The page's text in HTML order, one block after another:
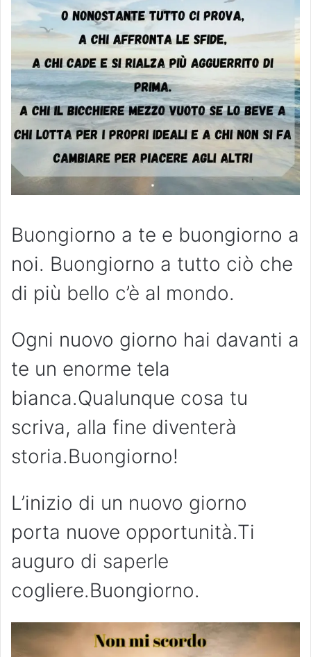
Buongiorno a te e buongiorno a
noi. Buongiorno a tutto ciò che
di più bello c’è al mondo.
Ogni nuovo giorno hai davanti a
te un enorme tela
bianca.Qualunque cosa tu
scriva, alla fine diventerà
storia.Buongiorno!
L’inizio di un nuovo giorno
porta nuove opportunità.Ti
auguro di saperle
cogliere.Buongiorno.